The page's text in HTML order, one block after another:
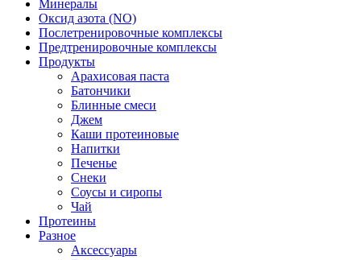
Минералы
Оксид азота (NO)
Послетренировочные комплексы
Предтренировочные комплексы
Продукты
Арахисовая паста
Батончики
Блинные смеси
Джем
Каши протеиновые
Напитки
Печенье
Снеки
Соусы и сиропы
Чай
Протеины
Разное
Аксессуары